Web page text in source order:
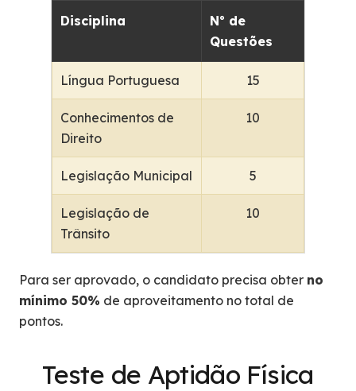
Disciplina
Nº de
Questões
Língua Portuguesa 15
Conhecimentos de
Direito
10
Legislação Municipal 5
Legislação de
Trânsito
10
Para ser aprovado, o candidato precisa obter no
mínimo 50% de aproveitamento no total de
pontos.
Teste de Aptidão Física